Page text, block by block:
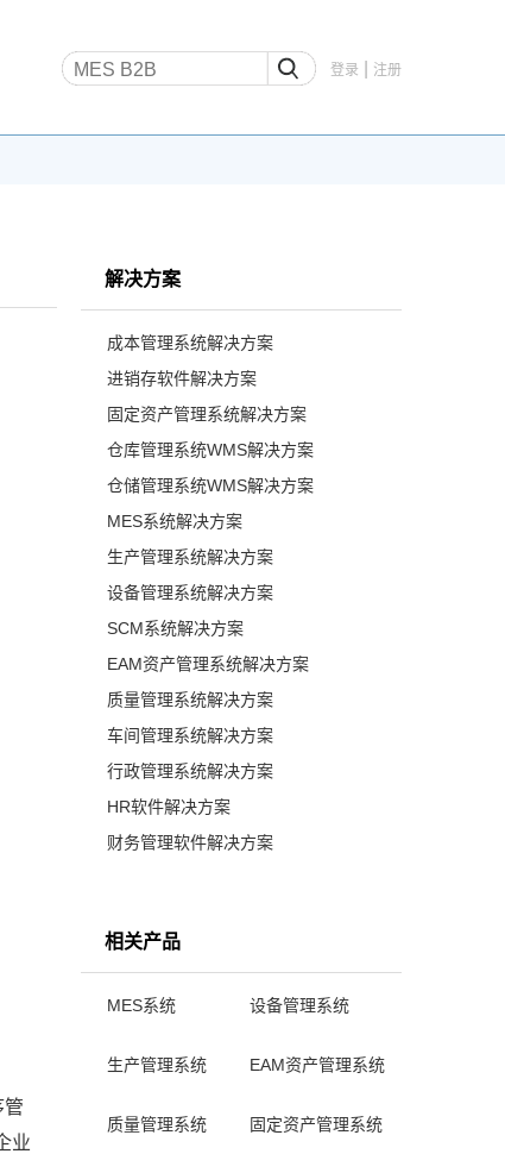
登录 注册
管
业
解决方案
成本管理系统解决方案
进销存软件解决方案
固定资产管理系统解决方案
仓库管理系统WMS解决方案
仓储管理系统WMS解决方案
MES系统解决方案
生产管理系统解决方案
设备管理系统解决方案
SCM系统解决方案
EAM资产管理系统解决方案
质量管理系统解决方案
车间管理系统解决方案
行政管理系统解决方案
HR软件解决方案
财务管理软件解决方案
相关产品
MES系统 设备管理系统
生产管理系统 EAM资产管理系统
质量管理系统 固定资产管理系统